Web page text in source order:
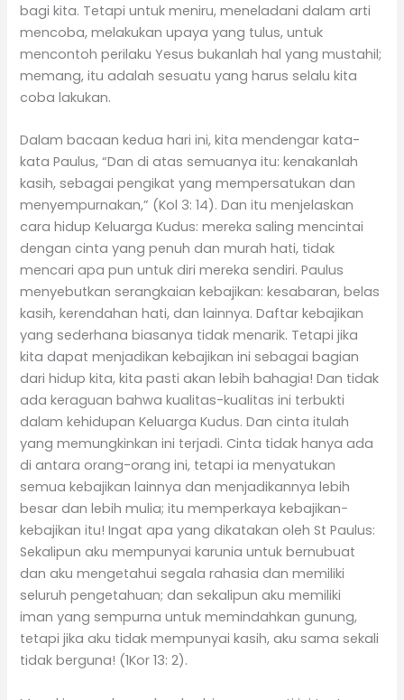
bagi kita. Tetapi untuk meniru, meneladani dalam arti
mencoba, melakukan upaya yang tulus, untuk
mencontoh perilaku Yesus bukanlah hal yang mustahil;
memang, itu adalah sesuatu yang harus selalu kita
coba lakukan.
Dalam bacaan kedua hari ini, kita mendengar kata-
kata Paulus, “Dan di atas semuanya itu: kenakanlah
kasih, sebagai pengikat yang mempersatukan dan
menyempurnakan,” (Kol 3: 14). Dan itu menjelaskan
cara hidup Keluarga Kudus: mereka saling mencintai
dengan cinta yang penuh dan murah hati, tidak
mencari apa pun untuk diri mereka sendiri. Paulus
menyebutkan serangkaian kebajikan: kesabaran, belas
kasih, kerendahan hati, dan lainnya. Daftar kebajikan
yang sederhana biasanya tidak menarik. Tetapi jika
kita dapat menjadikan kebajikan ini sebagai bagian
dari hidup kita, kita pasti akan lebih bahagia! Dan tidak
ada keraguan bahwa kualitas-kualitas ini terbukti
dalam kehidupan Keluarga Kudus. Dan cinta itulah
yang memungkinkan ini terjadi. Cinta tidak hanya ada
di antara orang-orang ini, tetapi ia menyatukan
semua kebajikan lainnya dan menjadikannya lebih
besar dan lebih mulia; itu memperkaya kebajikan-
kebajikan itu! Ingat apa yang dikatakan oleh St Paulus:
Sekalipun aku mempunyai karunia untuk bernubuat
dan aku mengetahui segala rahasia dan memiliki
seluruh pengetahuan; dan sekalipun aku memiliki
iman yang sempurna untuk memindahkan gunung,
tetapi jika aku tidak mempunyai kasih, aku sama sekali
tidak berguna! (1Kor 13: 2).